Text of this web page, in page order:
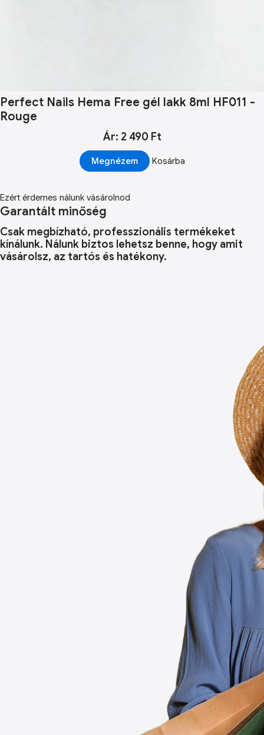
Perfect Nails Hema Free gél lakk 8ml HF011 -
Rouge
Ár: 2 490 Ft
Megnézem Kosárba
Ezért érdemes nálunk vásárolnod
Garantált minőség
Csak megbízható, professzionális termékeket
kínálunk. Nálunk biztos lehetsz benne, hogy amit
vásárolsz, az tartós és hatékony.